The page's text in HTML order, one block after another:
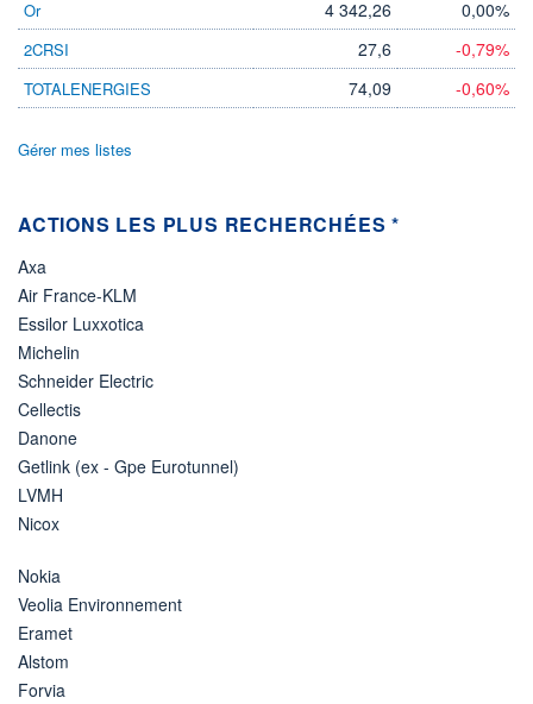
Boursobank
Or 4 342,26 0,00%
2CRSI 27,6 -0,79%
TOTALENERGIES 74,09 -0,60%
Gérer mes listes
ACTIONS LES PLUS RECHERCHÉES *
Axa
Air France-KLM
Essilor Luxxotica
Michelin
Schneider Electric
Cellectis
Danone
Getlink (ex - Gpe Eurotunnel)
LVMH
Nicox
Nokia
Veolia Environnement
Eramet
Alstom
Forvia